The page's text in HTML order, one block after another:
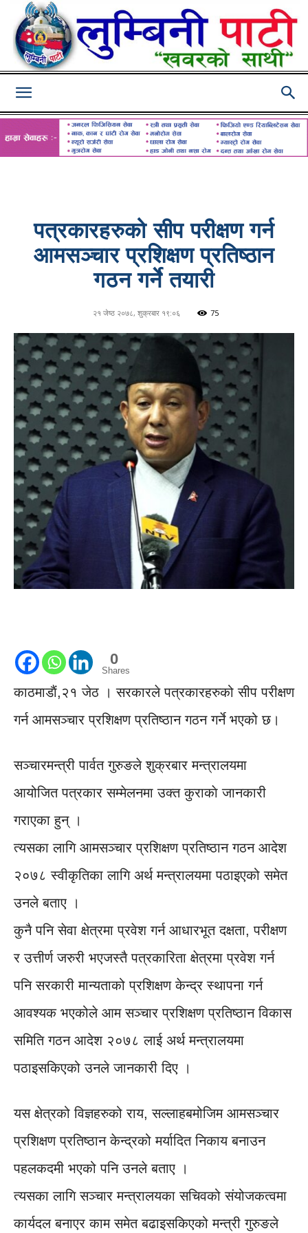
पत्रकारहरुको सीप परीक्षण गर्न
आमसञ्चार प्रशिक्षण प्रतिष्ठान
गठन गर्ने तयारी
२१ जेष्ठ २०७८, शुक्रबार १९:०६ 75
0
Shares
काठमाडाैं,२१ जेठ । सरकारले पत्रकारहरुको सीप परीक्षण
गर्न आमसञ्चार प्रशिक्षण प्रतिष्ठान गठन गर्ने भएको छ।
सञ्चारमन्त्री पार्वत गुरुङले शुक्रबार मन्त्रालयमा
आयोजित पत्रकार सम्मेलनमा उक्त कुराकाे जानकारी
गराएका हुन् ।
त्यसका लागि आमसञ्चार प्रशिक्षण प्रतिष्ठान गठन आदेश
२०७८ स्वीकृतिका लागि अर्थ मन्त्रालयमा पठाइएको समेत
उनले बताए ।
कुनै पनि सेवा क्षेत्रमा प्रवेश गर्न आधारभूत दक्षता, परीक्षण
र उत्तीर्ण जरुरी भएजस्तै पत्रकारिता क्षेत्रमा प्रवेश गर्न
पनि सरकारी मान्यताको प्रशिक्षण केन्द्र स्थापना गर्न
आवश्यक भएकोले आम सञ्चार प्रशिक्षण प्रतिष्ठान विकास
समिति गठन आदेश २०७८ लाई अर्थ मन्त्रालयमा
पठाइसकिएको उनले जानकारी दिए ।
यस क्षेत्रको विज्ञहरुको राय, सल्लाहबमोजिम आमसञ्चार
प्रशिक्षण प्रतिष्ठान केन्द्रको मर्यादित निकाय बनाउन
पहलकदमी भएको पनि उनले बताए ।
त्यसका लागि सञ्चार मन्त्रालयका सचिवको संयोजकत्वमा
कार्यदल बनाएर काम समेत बढाइसकिएको मन्त्री गुरुङले